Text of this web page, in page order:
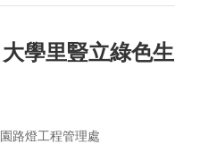
學里豎立綠色生
路燈工程管理處